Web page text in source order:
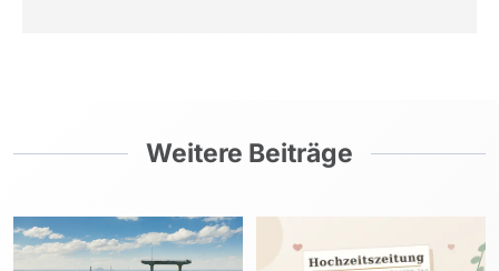
Weitere Beiträge